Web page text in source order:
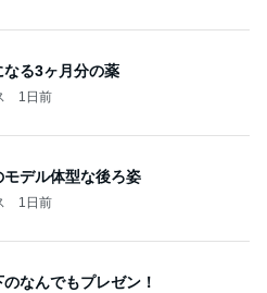
る3ヶ月分の薬
1日前
モデル体型な後ろ姿
1日前
なんでもプレゼン！